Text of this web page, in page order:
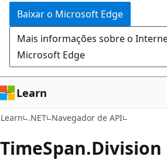
página
Baixar o Microsoft Edge
Mais informações sobre o
Microsoft Edge
Learn
Learn .NET Navegador de API
TimeSpan.